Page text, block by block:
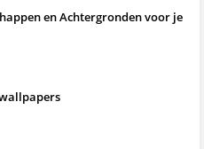
en Achtergronden voor je